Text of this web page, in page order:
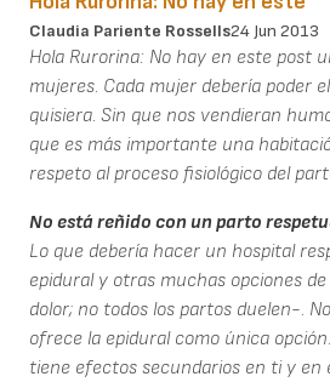
Claudia Pariente Rossells24 Jun 2013
Hola Rurorina: No hay en este post
mujeres. Cada mujer debería poder
quisiera. Sin que nos vendieran
que es más importante una
respeto al proceso fisiológico del
No está reñido con un parto
Lo que debería hacer un hospital
epidural y otras muchas opciones
dolor; no todos los partos duelen-.
ofrece la epidural como única
tiene efectos secundarios en ti y en